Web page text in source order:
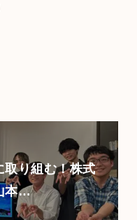
取り組む！株式
本…